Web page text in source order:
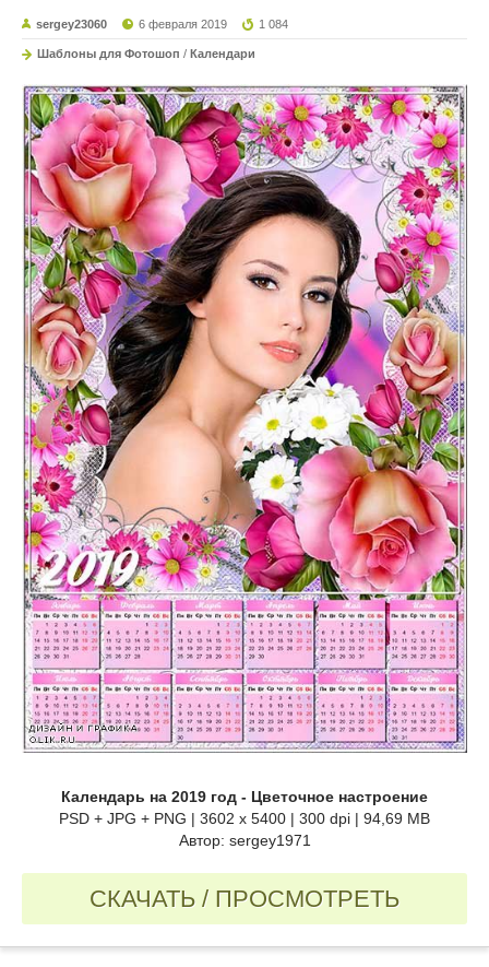
sergey23060 6 февраля 2019 1 084
Шаблоны для Фотошоп / Календари
Календарь на 2019 год - Цветочное настроение
PSD + JPG + PNG | 3602 x 5400 | 300 dpi | 94,69 MB
Автор: sergey1971
СКАЧАТЬ / ПРОСМОТРЕТЬ